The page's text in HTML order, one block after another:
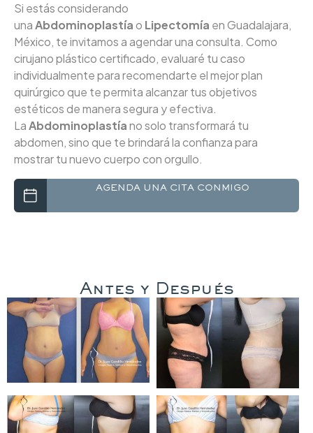
Si estás considerando
unaAbdominoplastíao Lipectomía en Guadalajara,
México, te invitamos a agendar una consulta. Como
cirujano plástico certificado, evaluaré tu caso
individualmente para recomendarte el mejor plan
quirúrgico que te permita alcanzar tus objetivos
estéticos de manera segura y efectiva.
LaAbdominoplastíano solo transformará tu
abdomen, sino que te brindará la confianza para
mostrar tu nuevo cuerpo con orgullo.
Antes y Después